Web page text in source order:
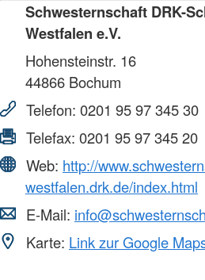
Schwesternschaft DRK-
Westfalen e.V.
Hohensteinstr. 16
44866 Bochum
Telefon: 0201 95 97 345 30
Telefax: 0201 95 97 345 20
Web: http://
westfalen.drk.de/index.html
E-Mail:
Karte: Link zur Google